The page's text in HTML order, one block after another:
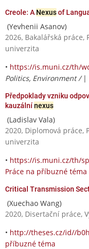
Creole: A Nexusof
(Yevhenii Asanov)
2026, Bakalářská
univerzita
• https://is.muni.cz/th/
Politics, Environment / |
Předpoklady vzniku
kauzálnínexus
(Ladislav Vala)
2020, Diplomová práce,
univerzita
• https://is.muni.cz/th/
Práce na příbuzné téma
Critical Transmission
(Xuechao Wang)
2020, Disertační práce,
• http://theses.cz/id//
příbuzné téma